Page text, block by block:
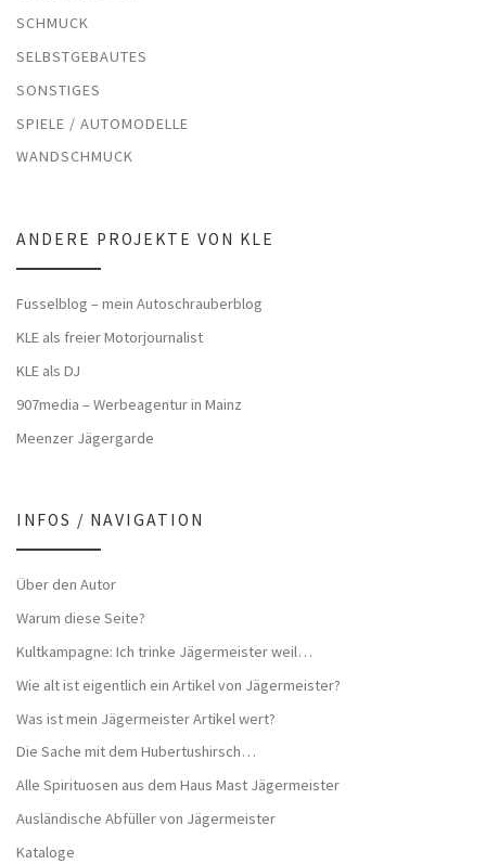
SCHMUCK
SELBSTGEBAUTES
SONSTIGES
SPIELE / AUTOMODELLE
WANDSCHMUCK
ANDERE PROJEKTE VON KLE
Fusselblog – mein Autoschrauberblog
KLE als freier Motorjournalist
KLE als DJ
907media – Werbeagentur in Mainz
Meenzer Jägergarde
INFOS / NAVIGATION
Über den Autor
Warum diese Seite?
Kultkampagne: Ich trinke Jägermeister weil…
Wie alt ist eigentlich ein Artikel von Jägermeister?
Was ist mein Jägermeister Artikel wert?
Die Sache mit dem Hubertushirsch…
Alle Spirituosen aus dem Haus Mast Jägermeister
Ausländische Abfüller von Jägermeister
Kataloge